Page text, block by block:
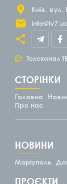
Київ
вул.
© Телеканал
СТОРІНКИ
Головна
Про нас
НОВИНИ
Маріуполь
ПРОЄКТИ